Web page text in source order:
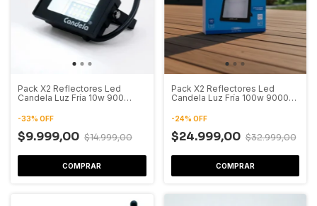
Pack X2 Reflectores Led
Candela Luz Fría 10w 900
-33% OFF
$9.999,00 $14.999,00
COMPRAR
Pack X2 Reflectores Led
Candela Luz Fría 100w 9000
-24% OFF
$24.999,00 $32.999,00
COMPRAR